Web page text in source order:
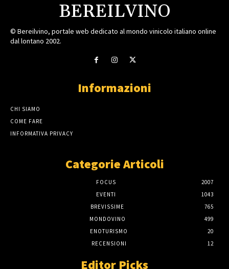
BEREILVINO
© Bereilvino, portale web dedicato al mondo vinicolo italiano online
dal lontano 2002.
Informazioni
CHI SIAMO
COME FARE
INFORMATIVA PRIVACY
Categorie Articoli
FOCUS
2007
EVENTI
1043
BREVISSIME
765
MONDOVINO
499
ENOTURISMO
20
RECENSIONI
12
Editor Picks